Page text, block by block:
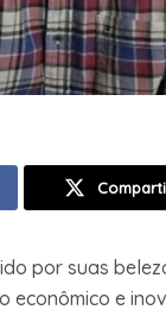
por suas
econômico e